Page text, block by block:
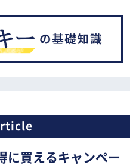
に買えるキャンペー